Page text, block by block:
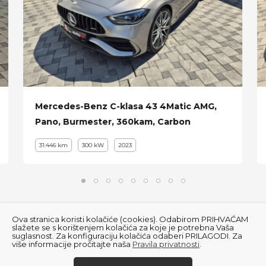
Mercedes-Benz C-klasa 43 4Matic AMG,
Pano, Burmester, 360kam, Carbon
31.446 km 300 kW 2023
Ova stranica koristi kolačiće (cookies). Odabirom PRIHVAĆAM
slažete se s korištenjem kolačića za koje je potrebna Vaša
suglasnost. Za konfiguraciju kolačića odaberi PRILAGODI. Za
više informacije pročitajte naša Pravila privatnosti